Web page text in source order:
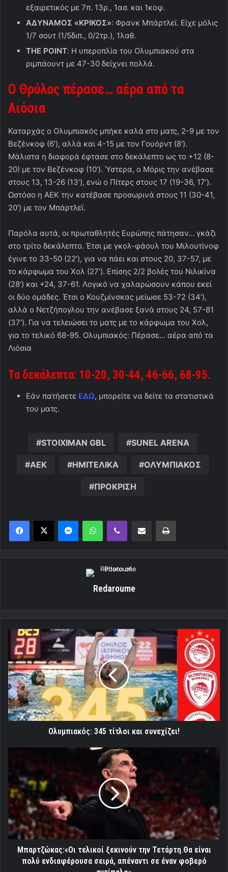
εξαιρετικός με 7π. 13ρ., 1ασ. και 1κοψ.
ΑΔΥΝΑΜΟΣ «ΚΡΙΚΟΣ»: Φρανκ Μπάρτλεϊ. Είχε μόλις
1/7 σουτ (1/5διπ., 0/2τρ.), 1λαθ.
THE POINT: Η υπεροπλία του Ολυμπιακού στα
ριμπάουντ με 47-30 δείχνει πολλά.
Ο Θρύλος πέρασε… αέρα από τα
Λιόσια
Καταρχάς ο Ολυμπιακός μπήκε καλά στο ματς, 2-9 με τον
Βεζένκοφ (6′), αλλά και 4-15 με τον Γουόρντ (8′).
Μάλιστα η διαφορά έφτασε στο δεκάλεπτο ως το +12 (8-
20) με τον Βεζένκοφ (10′). Ύστερα, ο Μόρις την ανέβασε
στους 13, 13-26 (13′), ενώ ο Πίτερς στους 17 (19-36, 17′).
Ωστόσο η ΑΕΚ την κατέβασε προσωρινά στους 11 (30-41,
20′) με τον Μπάρτλεϊ.
Παρόλα αυτά, οι πρωταθλητές Ευρώπης πάτησαν… γκάζι
στο τρίτο δεκάλεπτο. Έτσι με γκολ-φάουλ του Μιλουτίνοφ
έγινε το 33-50 (22′), για να πάει και στους 20, 37-57, με
το κάρφωμα του Χολ (27′). Επίσης 2/2 βολές του Νιλικίνα
(28′) και +24, 37-61. Λογικό να χαλαρώσουν κάπου εκεί
οι δύο ομάδες. Έτσι ο Κουζμίνσκας μείωσε 53-72 (34′),
αλλά ο Νετζήπογλου την ανέβασε ξανά στους 24, 57-81
(37′). Για να τελειώσει το ματς με το κάρφωμα του Χολ,
για το τελικό 68-95. Ολυμπιακός: Πέρασε… αέρα από τα
Λιόσια
Τα δεκάλεπτα: 10-20, 30-44, 46-66, 68-95.
Εάν πατήσετε ΕΔΩ, μπορείτε να δείτε τα στατιστικά
του ματς.
STOIXIMAN GBL SUNEL ARENA
ΑΕΚ ΗΜΙΤΕΛΙΚΑ ΟΛΥΜΠΙΑΚΟΣ
ΠΡΟΚΡΙΣΗ
MessengerWhatsAppViber Κοινοποίηση μέσω ηλεκτρονικού ταχυδρομείουΕκτύπωση
Redaroume
Ολυμπιακός:
345
τίτλοι
και
συνεχίζει!
Ολυμπιακός: 345 τίτλοι και συνεχίζει!
την
Τετάρτη.Θα
είναι
πολύ
ενδιαφέρουσα
σειρά,
απέναντι
Μπαρτζώκας:«Οι τελικοί ξεκινούν την Τετάρτη.Θα είναι
πολύ ενδιαφέρουσα σειρά, απέναντι σε έναν φοβερό